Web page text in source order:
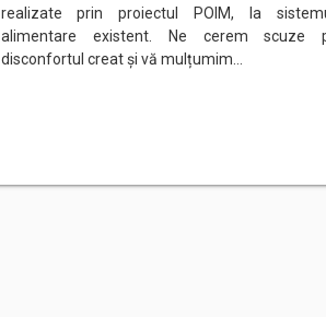
realizate prin proiectul POIM, la
alimentare existent. Ne cerem scuze
disconfortul creat și vă mulțumim…